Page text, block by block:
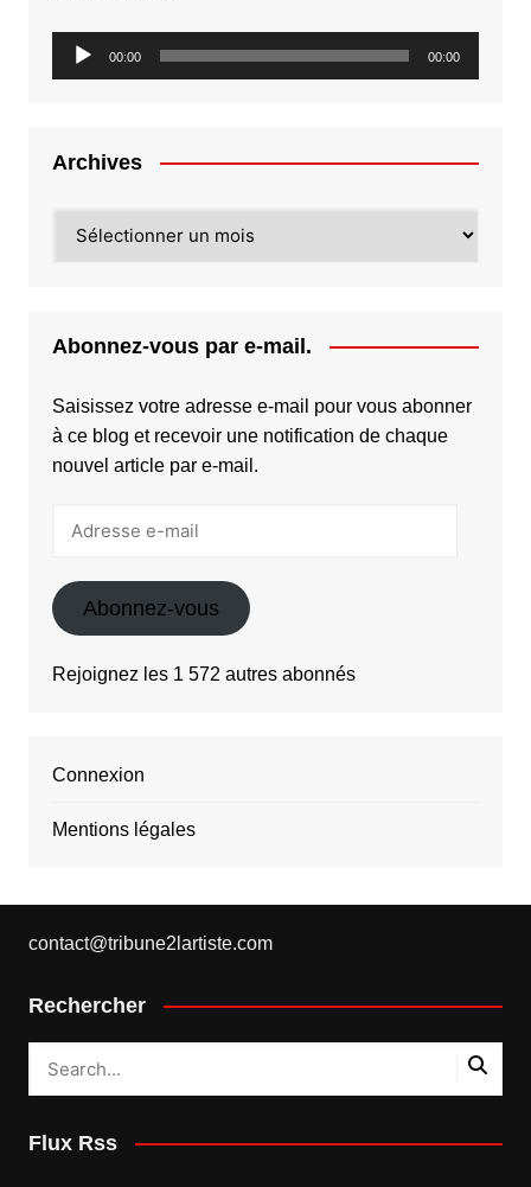
Lecteur
audio
00:00 00:00
Archives
Abonnez-vous par e-mail.
Saisissez votre adresse e-mail pour vous abonner
à ce blog et recevoir une notification de chaque
nouvel article par e-mail.
Abonnez-vous
Rejoignez les 1 572 autres abonnés
Connexion
Mentions légales
contact@tribune2lartiste.com
Rechercher
Flux Rss